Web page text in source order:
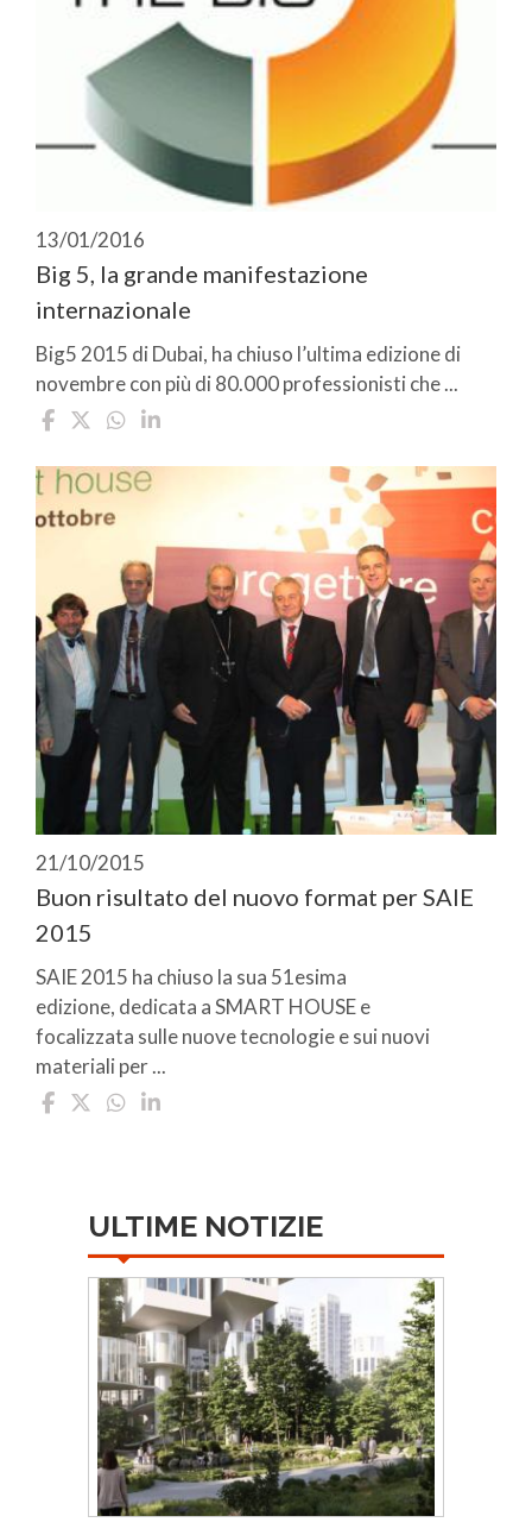
13/01/2016
Big 5, la grande manifestazione
internazionale
Big5 2015 di Dubai, ha chiuso l’ultima edizione di
novembre con più di 80.000 professionisti che ...
21/10/2015
Buon risultato del nuovo format per SAIE
2015
SAIE 2015 ha chiuso la sua 51esima
edizione, dedicata a SMART HOUSE e
focalizzata sulle nuove tecnologie e sui nuovi
materiali per ...
ULTIME NOTIZIE